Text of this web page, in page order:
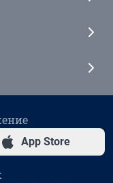
App Store